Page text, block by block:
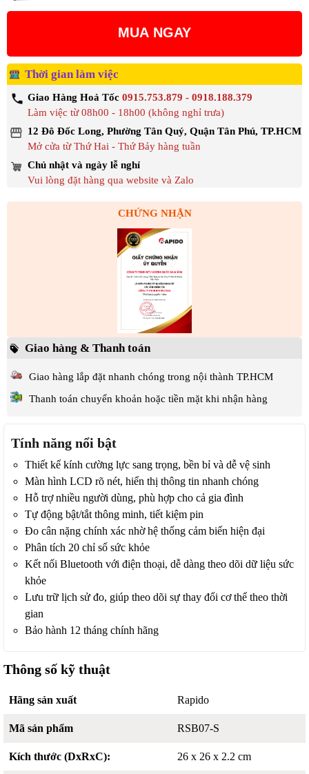
MUA NGAY
Thời gian làm việc
Giao Hàng Hoả Tốc 0915.753.879 - 0918.188.379
Làm việc từ 08h00 - 18h00 (không nghỉ trưa)
12 Đô Đốc Long, Phường Tân Quý, Quận Tân Phú, TP.HCM
Mở cửa từ Thứ Hai - Thứ Bảy hàng tuần
Chủ nhật và ngày lễ nghỉ
Vui lòng đặt hàng qua website và Zalo
CHỨNG NHẬN
Giao hàng & Thanh toán
Giao hàng lắp đặt nhanh chóng trong nội thành TP.HCM
Thanh toán chuyển khoản hoặc tiền mặt khi nhận hàng
Tính năng nổi bật
Thiết kế kính cường lực sang trọng, bền bỉ và dễ vệ sinh
Màn hình LCD rõ nét, hiển thị thông tin nhanh chóng
Hỗ trợ nhiều người dùng, phù hợp cho cả gia đình
Tự động bật/tắt thông minh, tiết kiệm pin
Đo cân nặng chính xác nhờ hệ thống cảm biến hiện đại
Phân tích 20 chỉ số sức khỏe
Kết nối Bluetooth với điện thoại, dễ dàng theo dõi dữ liệu sức
khỏe
Lưu trữ lịch sử đo, giúp theo dõi sự thay đổi cơ thể theo thời
gian
Bảo hành 12 tháng chính hãng
Thông số kỹ thuật
Hãng sản xuất Rapido
Mã sản phẩm RSB07-S
Kích thước (DxRxC): 26 x 26 x 2.2 cm